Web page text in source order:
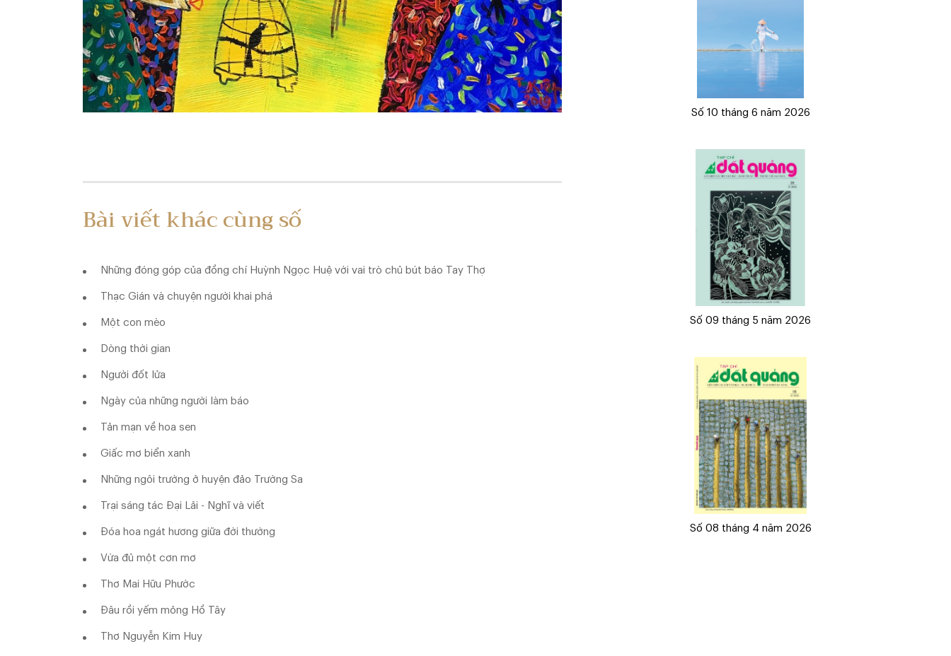
Bài viết khác cùng số
Những đóng góp của đồng chí Huỳnh Ngọc Huệ với vai trò chủ bút báo Tay Thợ
Thạc Gián và chuyện người khai phá
Một con mèo
Dòng thời gian
Người đốt lửa
Ngày của những người làm báo
Tản mạn về hoa sen
Giấc mơ biển xanh
Những ngôi trường ở huyện đảo Trường Sa
Trại sáng tác Đại Lải - Nghĩ và viết
Đóa hoa ngát hương giữa đời thường
Vừa đủ một cơn mơ
Thơ Mai Hữu Phước
Đâu rồi yếm mỏng Hồ Tây
Thơ Nguyễn Kim Huy
Số 10 tháng 6 năm 2026
Số 09 tháng 5 năm 2026
Số 08 tháng 4 năm 2026